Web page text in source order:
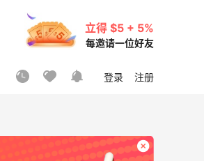
立得 $5 + 5%
每邀请一位好友
登录 注册